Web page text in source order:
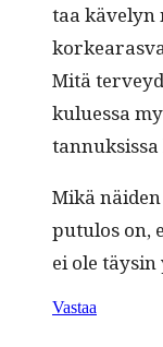
taa käve­lyn
Mitä
kulues­sa
Mikä
putu­los on,
ei ole
Vastaa